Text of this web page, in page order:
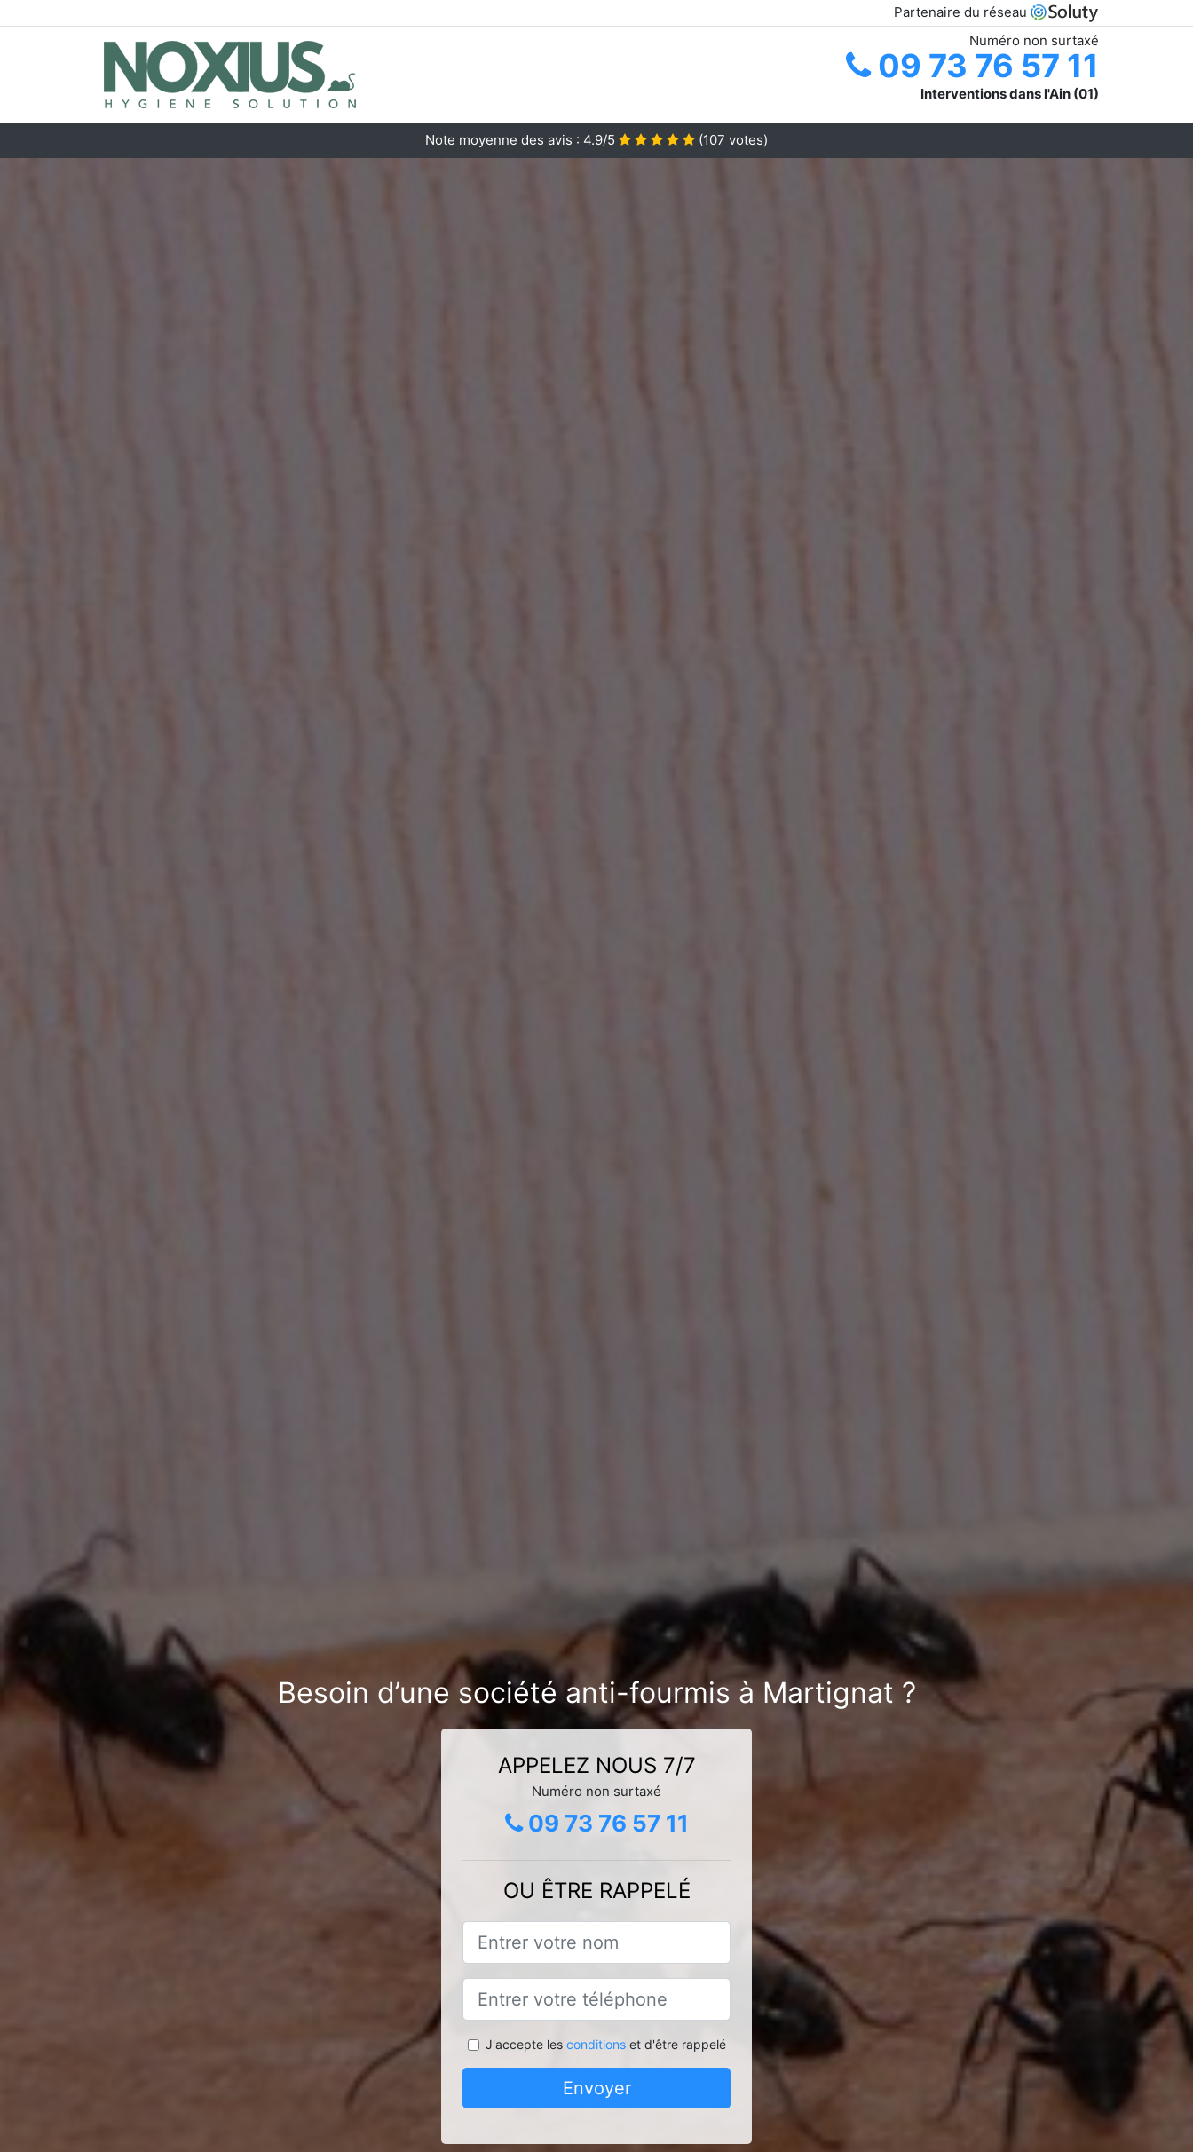
Partenaire du réseau
Numéro non surtaxé
09 73 76 57 11
Interventions dans l'Ain (01)
Note moyenne des avis : 4.9/5 (107 votes)
Besoin d’une société anti-fourmis à Martignat ?
APPELEZ NOUS 7/7
Numéro non surtaxé
09 73 76 57 11
OU ÊTRE RAPPELÉ
J'accepte les conditionset d'être rappelé
Envoyer